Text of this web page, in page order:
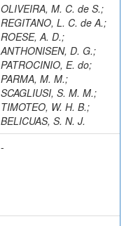
OLIVEIRA, M. C. de S.;
REGITANO, L. C. de A.;
ROESE, A. D.;
ANTHONISEN, D. G.;
PATROCINIO, E. do;
PARMA, M. M.;
SCAGLIUSI, S. M. M.;
TIMOTEO, W. H. B.;
BELICUAS, S. N. J.
-